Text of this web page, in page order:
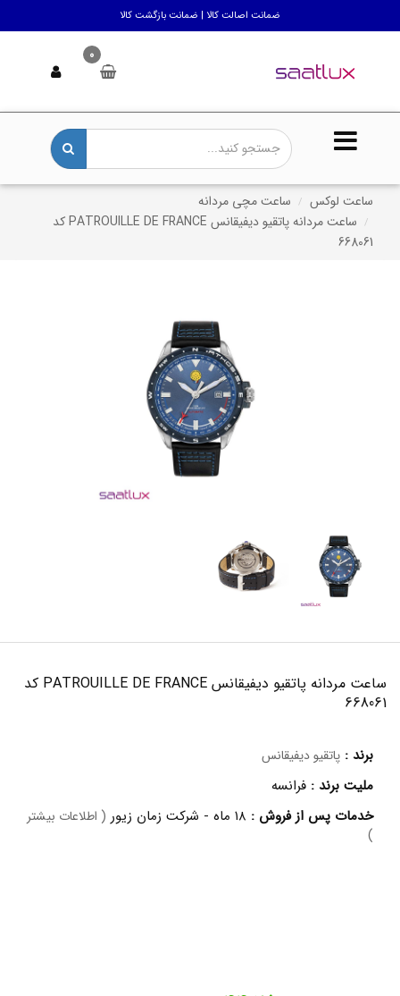
ضمانت اصالت کالا | ضمانت بازگشت کالا
0
ساعت لوکس
ساعت مچی مردانه
ساعت مردانه پاتقیو دیفیقانس PATROUILLE DE FRANCE کد
668061
ساعت مردانه پاتقیو دیفیقانس PATROUILLE DE FRANCE کد
668061
برند : پاتقیو دیفیقانس
ملیت برند : فرانسه
خدمات پس از فروش : ۱۸ ماه - شرکت زمان زیور ( اطلاعات بیشتر
)